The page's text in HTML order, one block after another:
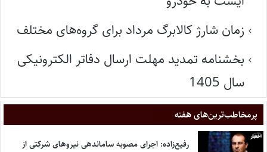
زمان شارژ کالابرگ مرداد برای گروه‌های مختلف
بخشنامه تمدید مهلت ارسال دفاتر الکترونیکی
سال 1405
پر‌مخاطب‌ترین‌های هفته
رفیع‌زاده: اجرای مصوبه ساماندهی نیروهای شرکتی از